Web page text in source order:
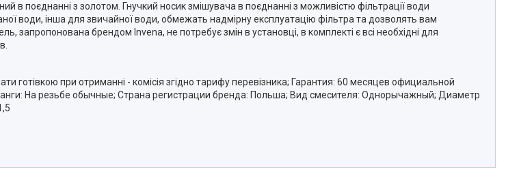
в поєднанні з золотом. Гнучкий носик змішувача в поєднанні з можливістю фільтрації води
води, інша для звичайної води, обмежать надмірну експлуатацію фільтра та дозволять вам
брендом Invena, не потребує змін в установці, в комплекті є всі необхідні для
при отриманні - комісія згідно тарифу перевізника; Гарантия: 60 месяцев официальной
На резьбе обычные; Страна регистрации бренда: Польша; Вид смесителя: Однорычажный; Диаметр